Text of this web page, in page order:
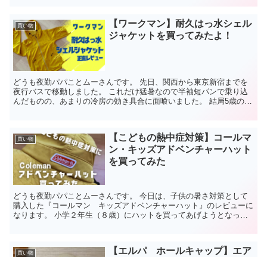
買い物
【ワークマン】耐久はっ水シェル
ジャケットを買ってみたよ！
どうも夜勤パパことムーさんです。 先日、関西から東京新宿までを
夜行バスで移動しました。 これだけ猛暑なので半袖短パンで乗り込
んだものの、あまりの冷房の効き具合に面喰いました。 結局5歳の娘
買い物
【こどもの熱中症対策】コールマ
ン・キッズアドベンチャーハット
を買ってみた
どうも夜勤パパことムーさんです。 今日は、子供の暑さ対策として
購入した『コールマン キッズアドベンチャーハット』のレビューに
なります。 小学２年生（８歳）にハットを買ってあげようとなった
買い物
【エルパ ホールキャップ】エア